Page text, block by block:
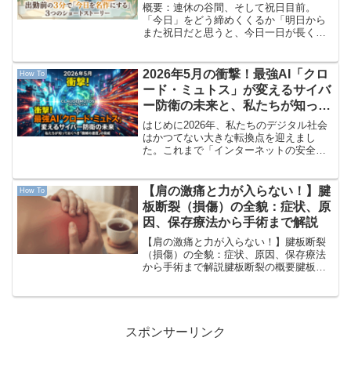
ートストーリー
概要：連休の谷間、そして祝日目前。
「今日」をどう締めくくるか「明日から
また祝日だと思うと、今日一日が長く感
な作業が、なんだかバカバカしく思えて
きた」。4月28日、火曜日...
How To
2026年5月の衝撃！最強AI「クロ
ード・ミュトス」が変えるサイバ
ー防衛の未来と、私たちが知って
おくべき「機械の速度」の脅威
はじめに2026年、私たちのデジタル社会
はかつてない大きな転換点を迎えまし
た。これまで「インターネットの安全を
ラムを作ることだと考えられてきまし
た。しかし、2026年5...
How To
【肩の激痛と力が入らない！】腱
板断裂（損傷）の全貌：症状、原
因、保存療法から手術まで解説
【肩の激痛と力が入らない！】腱板断裂
（損傷）の全貌：症状、原因、保存療法
から手術まで解説腱板断裂の概要腱板断
スポンサーリンク